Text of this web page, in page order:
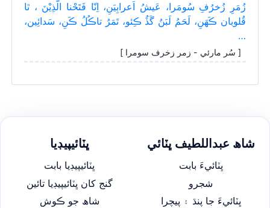
زُمَرِ زُخرُفِ سُومَرا، عَيشُ اَعرابِيَنِ، اِنّا فَتَحْنا الَّذِيْنَ ، ٿا
قُلوبان ڪَھَنِ، لَحَمُ لَبَنُ گَڏُ ڪِئو، تَمَرُ تاڪُلُ ڪَنِ، سَدائِين،
…
[ سُر مارئي - زمر زخرف سومرا ]
شاھ عبداللطيف ڀٽائي
ڀٽائيءَ بابت
شجرو
ڀٽائيءَ جا پنڌ ۽ پيچرا
ڀٽائيپيڊيا
ڀٽائيپيڊيا بابت
گنج کان ڀٽائيپيڊيا تائين
شاھ جو ڪوش